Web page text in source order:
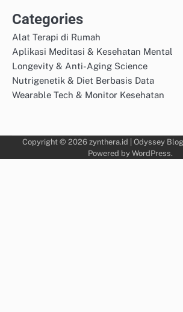
Categories
Alat Terapi di Rumah
Aplikasi Meditasi & Kesehatan Mental
Longevity & Anti-Aging Science
Nutrigenetik & Diet Berbasis Data
Wearable Tech & Monitor Kesehatan
Copyright © 2026 zynthera.id | Odyssey
Powered by WordPress.